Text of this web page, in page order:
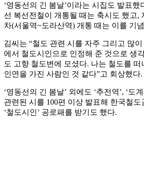
‘영동선의 긴 봄날’이라는 시집도 발표했
선 복선전철이 개통될 때는 축시도 했고,
차(서울역~도라산역) 개통 때는 이를 기
김씨는 “철도 관련 시를 자주 그리고 많
에서 철도시인으로 인정해 준 것으로 생
도 고향 철도변에 모셨다. 나는 철도를 떠
인연을 가진 사람인 것 같다”고 회상했다.
‘영동선의 긴 봄날’ 외에도 ‘추전역’, ‘도
관련된 시를 100편 이상 발표해 한국철도
‘철도시인’ 공로패를 받기도 했다.